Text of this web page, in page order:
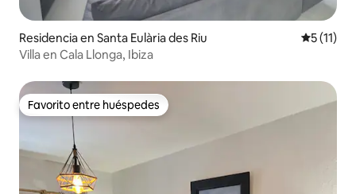
Residencia en Santa Eulària des Riu
5 (11)
Villa en Cala Llonga, Ibiza
Favorito entre huéspedes
Favorito entre huéspedes